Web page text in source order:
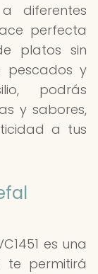
diferentes
perfecta
platos sin
pescados y
podrás
y sabores,
a tus
es una
te permitirá